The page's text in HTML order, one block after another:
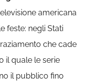
americana
feste: negli Stati
che cade
il quale le serie
il pubblico fino